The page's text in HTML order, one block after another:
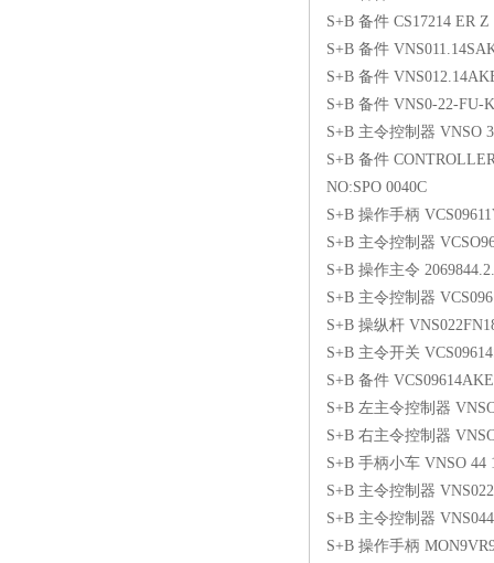
S+B 备件 CS17214 ER Z
S+B 备件
S+B 备件
S+B 备件 VNS0-22-FU-
S+B 主令控制器 VNSO
S+B 备件
NO:SPO 0040C
S+B 操作手柄
S+B 主令控制器
S+B 操作主令
S+B 主令控制器
S+B 操纵杆
S+B 主令开关
S+B 备件
S+B 左主令控制器
S+B 右主令控制器
S+B 手柄小车 VNSO 44
S+B 主令控制器
S+B 主令控制器
S+B 操作手柄